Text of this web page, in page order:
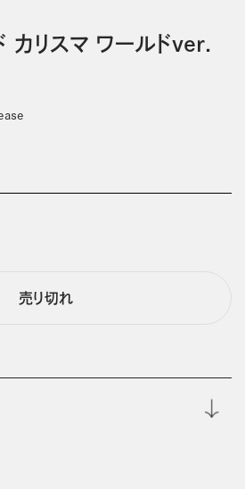
カリスマ ワールドver.
売り切れ